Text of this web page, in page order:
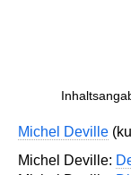
Michel Deville
Michel Deville: